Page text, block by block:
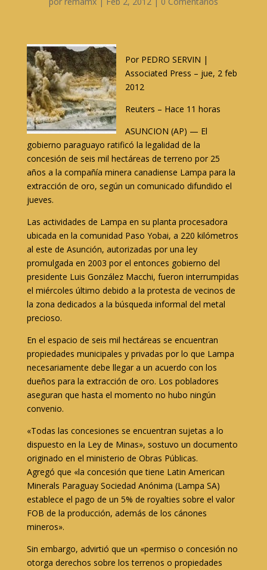
Por PEDRO SERVIN |
Associated Press – jue, 2 feb
2012
Reuters – Hace 11 horas
ASUNCION (AP) — El
gobierno paraguayo ratificó la legalidad de la
concesión de seis mil hectáreas de terreno por 25
años a la compañía minera canadiense Lampa para la
extracción de oro, según un comunicado difundido el
jueves.
Las actividades de Lampa en su planta procesadora
ubicada en la comunidad Paso Yobai, a 220 kilómetros
al este de Asunción, autorizadas por una ley
promulgada en 2003 por el entonces gobierno del
presidente Luis González Macchi, fueron interrumpidas
el miércoles último debido a la protesta de vecinos de
la zona dedicados a la búsqueda informal del metal
precioso.
En el espacio de seis mil hectáreas se encuentran
propiedades municipales y privadas por lo que Lampa
necesariamente debe llegar a un acuerdo con los
dueños para la extracción de oro. Los pobladores
aseguran que hasta el momento no hubo ningún
convenio.
«Todas las concesiones se encuentran sujetas a lo
dispuesto en la Ley de Minas», sostuvo un documento
originado en el ministerio de Obras Públicas.
Agregó que «la concesión que tiene Latin American
Minerals Paraguay Sociedad Anónima (Lampa SA)
establece el pago de un 5% de royalties sobre el valor
FOB de la producción, además de los cánones
mineros».
Sin embargo, advirtió que un «permiso o concesión no
otorga derechos sobre los terrenos o propiedades